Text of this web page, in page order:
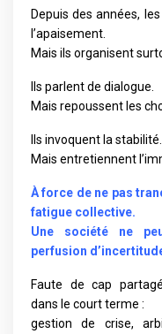
Depuis des années,
l’apaisement.
Mais ils organisent
Ils parlent de dialogue.
Mais repoussent les
Ils invoquent la stabilité.
Mais entretiennent
À force de ne pas
fatigue collective.
Une société ne
perfusion
Faute de cap
dans le court terme :
gestion de crise,